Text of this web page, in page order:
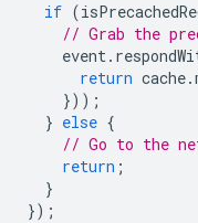
if (
// Grab the
event.
return cache.
}));
} else {
// Go to the
return ;
}
});